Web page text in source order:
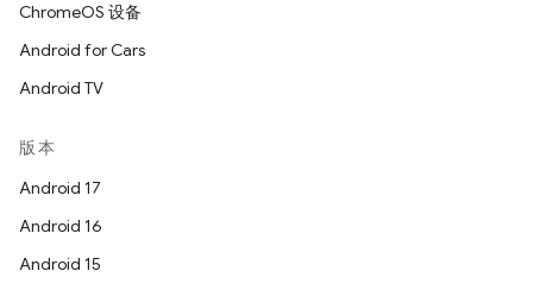
ChromeOS 设备
Android for Cars
Android TV
版本
Android 17
Android 16
Android 15